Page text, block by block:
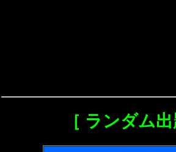
［ ランダム出